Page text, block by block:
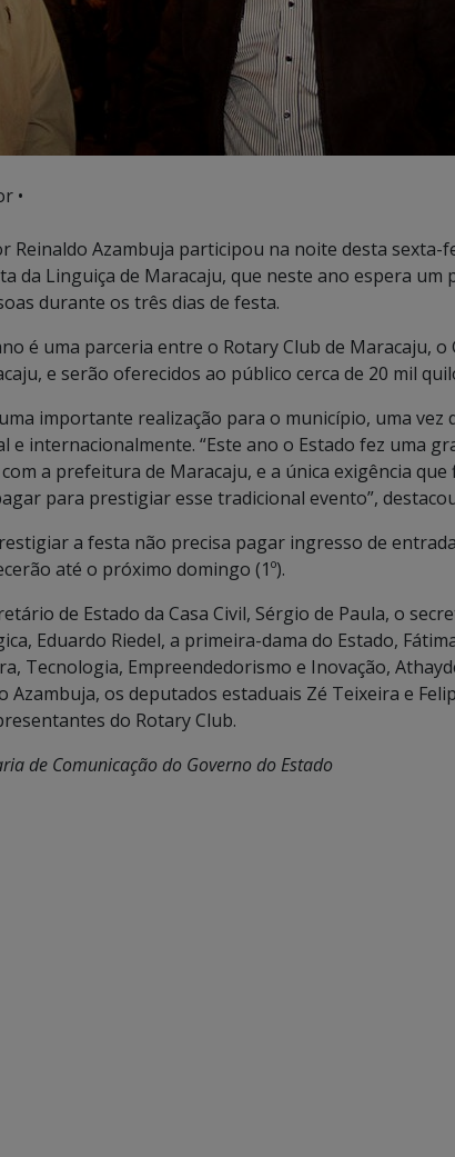
•
Reinaldo Azambuja participou na noite desta sexta-
da Linguiça de Maracaju, que neste ano espera um
durante os três dias de festa.
é uma parceria entre o Rotary Club de Maracaju, o
e serão oferecidos ao público cerca de 20 mil
importante realização para o município, uma vez
e internacionalmente. “Este ano o Estado fez uma
a prefeitura de Maracaju, e a única exigência que
para prestigiar esse tradicional evento”,
a festa não precisa pagar ingresso de
até o próximo domingo (1º).
de Estado da Casa Civil, Sérgio de Paula, o
Eduardo Riedel, a primeira-dama do Estado,
Tecnologia, Empreendedorismo e Inovação,
os deputados estaduais Zé Teixeira e
do Rotary Club.
de Comunicação do Governo do Estado